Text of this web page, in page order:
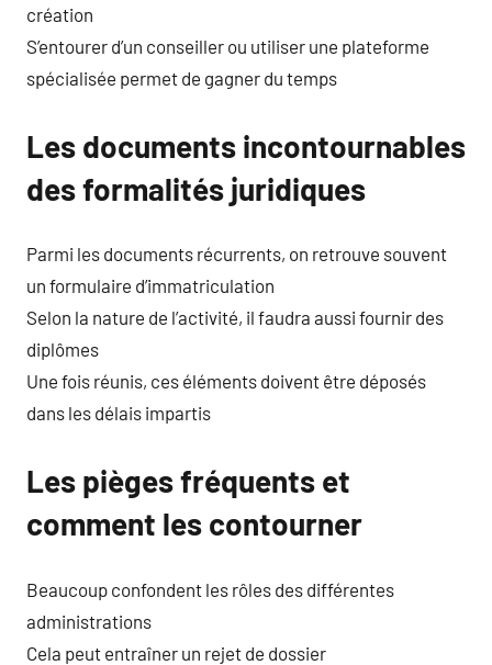
création
S’entourer d’un conseiller ou utiliser une plateforme
spécialisée permet de gagner du temps
Les documents incontournables
des formalités juridiques
Parmi les documents récurrents, on retrouve souvent
un formulaire d’immatriculation
Selon la nature de l’activité, il faudra aussi fournir des
diplômes
Une fois réunis, ces éléments doivent être déposés
dans les délais impartis
Les pièges fréquents et
comment les contourner
Beaucoup confondent les rôles des différentes
administrations
Cela peut entraîner un rejet de dossier